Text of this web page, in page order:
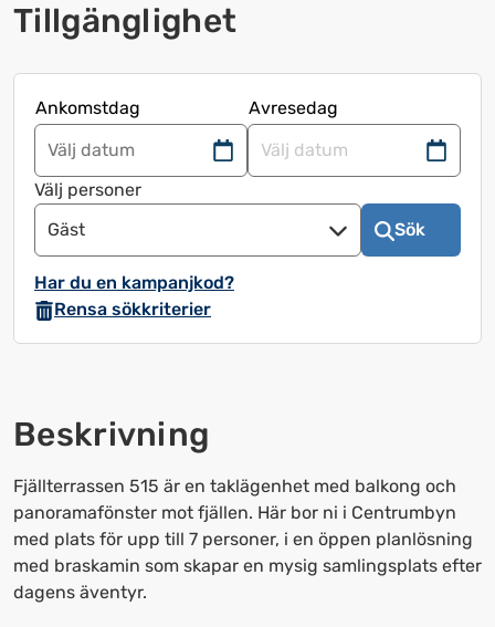
Tillgänglighet
Ankomstdag
Avresedag
Navigera
framåt
för
att
kalendern
och
välja
Tryck
på
frågetecknet
för
att
få
upp
Navigera
välja
frågetecknet
för
att
få
Välj personer
Gäst
Sök
Har du en kampanjkod?
Rensa sökkriterier
Beskrivning
Fjällterrassen 515 är en taklägenhet med balkong och
panoramafönster mot fjällen. Här bor ni i Centrumbyn
med plats för upp till 7 personer, i en öppen planlösning
med braskamin som skapar en mysig samlingsplats efter
dagens äventyr.